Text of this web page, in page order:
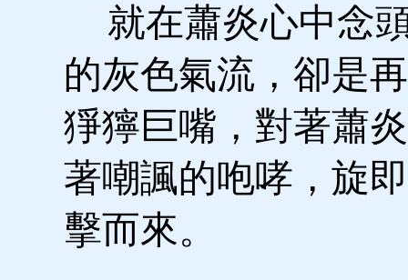
就在蕭炎心中念
的灰色氣流，卻是
猙獰巨嘴，對著蕭
著嘲諷的咆哮，旋
擊而來。